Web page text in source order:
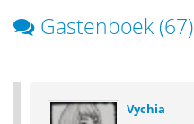
Gastenboek (67)
Vychia